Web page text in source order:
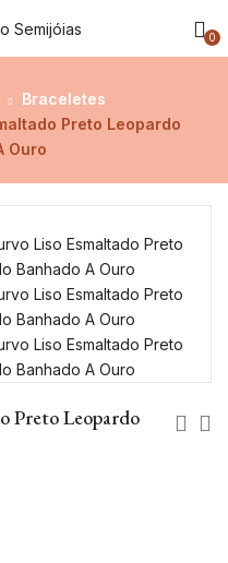
0
Braceletes
Preto Leopardo
Ouro
Preto Leopardo